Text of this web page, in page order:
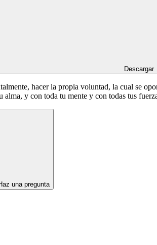
Descargar
hacer la propia voluntad, la cual se
y con toda tu mente y con todas tus
una pregunta